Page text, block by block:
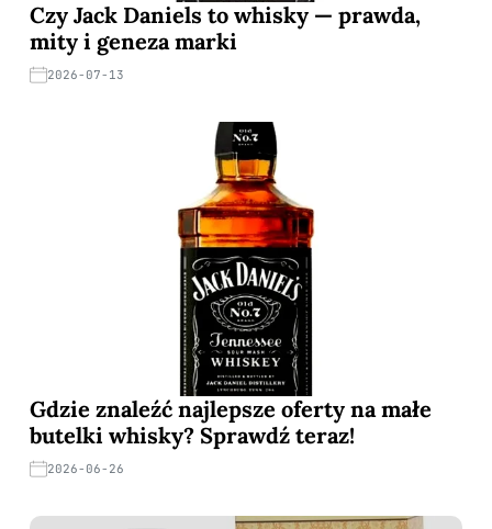
Czy Jack Daniels to whisky — prawda,
mity i geneza marki
2026-07-13
Gdzie znaleźć najlepsze oferty na małe
butelki whisky? Sprawdź teraz!
2026-06-26